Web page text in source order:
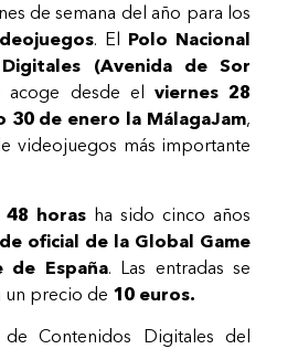
de semana del año para los
. El Polo Nacional
(Avenida de Sor
acoge desde elviernes 28
30 de enero la MálagaJam,
videojuegos más importante
horas ha sido cinco años
oficial de la Global Game
de España. Las entradas se
un precio de 10 euros.
Contenidos Digitales del